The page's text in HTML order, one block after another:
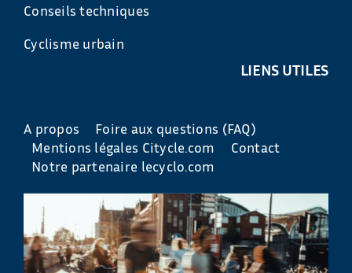
Conseils techniques
Cyclisme urbain
LIENS UTILES
A propos
Foire aux questions (FAQ)
Mentions légales Citycle.com
Contact
Notre partenaire lecyclo.com